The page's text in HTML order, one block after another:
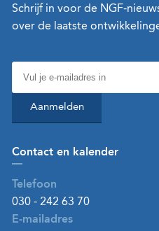
Schrijf in voor de NGF-
over de laatste
Aanmelden
Contact en kalender
Telefoon
030 - 242 63 70
E-mailadres